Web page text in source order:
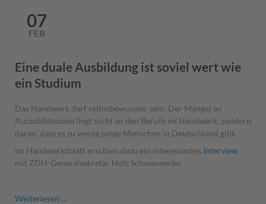
Start
07
FEB
Eine duale Ausbildung ist soviel wert wie
ein Studium
Das Handwerk darf selbstbewusster sein. Der Mangel an
Auszubildenden liegt nicht an den Berufe im Handwerk, sondern
daran, dass es zu wenig junge Menschen in Deutschland gibt.
Im Handwerksblatt erschien dazu ein interessantes Interview
mit ZDH-Generalsekretär Holz Schwannecke.
Weiterlesen …